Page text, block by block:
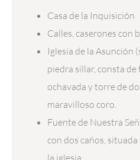
Casa de la Inquisición
Calles, caserones con
Iglesia de la Asunción
piedra sillar, consta
ochavada y torre de
maravilloso coro.
Fuente de Nuestra
con dos caños,